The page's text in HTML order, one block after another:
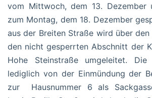
vom Mittwoch, dem 13. Dezember
zum Montag, dem 18. Dezember
aus der Breiten Straße wird über
den nicht gesperrten Abschnitt der
Hohe Steinstraße umgeleitet. Die
lediglich von der Einmündung der
zur Hausnummer 6 als